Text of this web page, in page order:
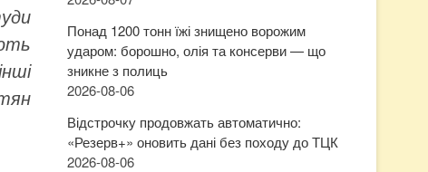
Понад 1200 тонн їжі знищено ворожим
ударом: борошно, олія та консерви — що
зникне з полиць
2026-08-06
Відстрочку продовжать автоматично:
«Резерв+» оновить дані без походу до ТЦК
2026-08-06